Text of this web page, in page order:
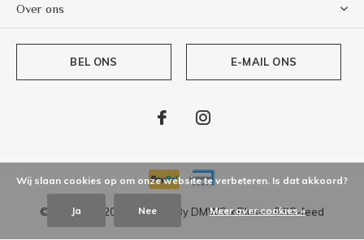
Over ons
BEL ONS E-MAIL ONS
© Copyright 2026 - Theme By DMWSxPlus+-RSS-feed
Wij slaan cookies op om onze website te verbeteren. Is dat akkoord?
Ja Nee Meer over cookies »